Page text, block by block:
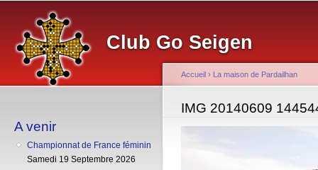
Club Go Seigen
A venir
Championnat de France féminin
Samedi 19 Septembre 2026
Vous êtes ici
Accueil › La maison de Pardailhan
IMG 20140609